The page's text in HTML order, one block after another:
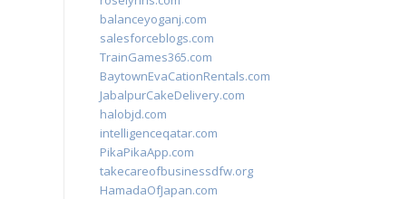
balanceyoganj.com
salesforceblogs.com
TrainGames365.com
BaytownEvaCationRentals.com
JabalpurCakeDelivery.com
halobjd.com
intelligenceqatar.com
PikaPikaApp.com
takecareofbusinessdfw.org
HamadaOfJapan.com